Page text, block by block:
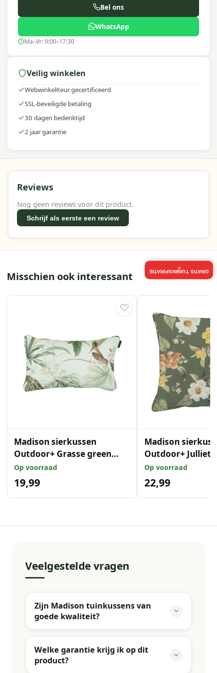
Bel ons
WhatsApp
Ma–Vr: 9:00–17:30
Veilig winkelen
WebwinkelKeur gecertificeerd
SSL-beveiligde betaling
30 dagen bedenktijd
2 jaar garantie
Reviews
Nog geen reviews voor dit product.
Schrijf als eerste een review
Misschien ook interessant
Madison sierkussen
Outdoor+ Grasse green
30x50 cm
Op voorraad
19,99
Madison
Outdoor+
50x50 cm
Op voorraad
22,99
Veelgestelde vragen
Zijn Madison tuinkussens van
goede kwaliteit?
Welke garantie krijg ik op dit
product?
GRATIS TUININSPIRATIE
×